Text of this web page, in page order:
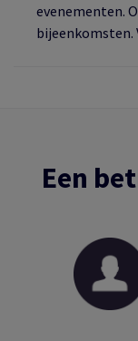
evenementen.
bijeenkomsten.
Een